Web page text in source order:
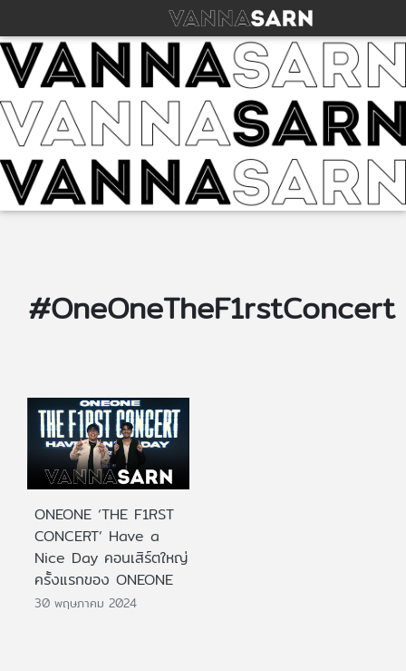
#OneOneTheF1rstConcert
ONEONE ‘THE F1RST
CONCERT’ Have a
Nice Day คอนเสิร์ตใหญ่
ครั้งแรกของ ONEONE
30 พฤษภาคม 2024